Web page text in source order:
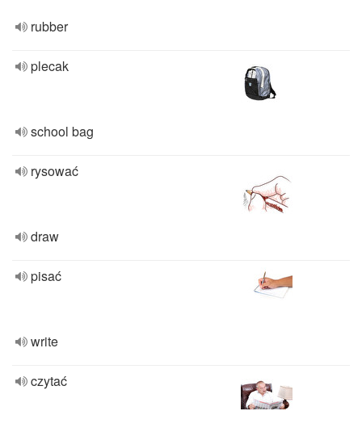
rubber
plecak
school bag
rysować
draw
pisać
write
czytać